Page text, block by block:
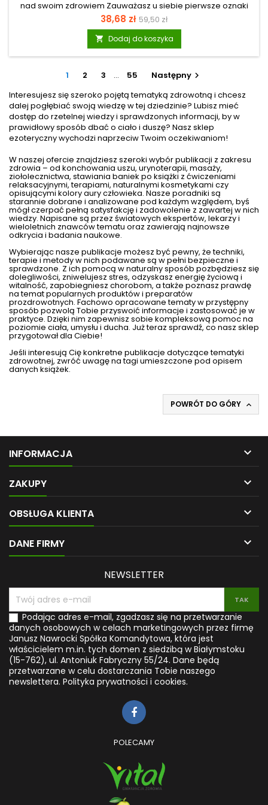
nad swoim zdrowiem Zauważasz u siebie pierwsze oznaki
starzenia, brakuje ci energii albo zmagasz się z obniżoną
odpornością i przewlekłym zmęczeniem? Kluczem do
poprawy samopoczucia nie muszą być kolejne restrykcyjne
diety, ale zrozumienie, czego naprawdę potrzebują twoje
komórki. Z wiekiem organizm jest coraz bardziej obciążony
stanem zapalnym i stresem oksydacyjnym. Przez lata
powtarzano, że wszystkie nasycone tłuszcze są szkodliwe,...
Cena
38,68 zł Cena
podstawowa
59,50 zł
 Dodaj do koszyka
1 2 3 … 55 Następny 
Interesujesz się szeroko pojętą tematyką zdrowotną i chcesz
dalej pogłębiać swoją wiedzę w tej dziedzinie? Lubisz mieć
dostęp do rzetelnej wiedzy i sprawdzonych informacji, by w
prawidłowy sposób dbać o ciało i duszę? Nasz sklep
ezoteryczny wychodzi naprzeciw Twoim oczekiwaniom!
W naszej ofercie znajdziesz szeroki wybór publikacji z zakresu
zdrowia – od konchowania uszu, urynoterapii, masaży,
ziołolecznictwa, stawiania baniek po książki z ćwiczeniami
relaksacyjnymi, terapiami, naturalnymi kosmetykami czy
opisującymi kolory aury człowieka. Nasze poradniki są
starannie dobrane i analizowane pod każdym względem, byś
mógł czerpać pełną satysfakcję i zadowolenie z zawartej w nich
wiedzy. Napisane są przez światowych ekspertów, lekarzy i
wieloletnich znawców tematu oraz zawierają najnowsze
odkrycia i badania naukowe.
Wybierając nasze publikacje możesz być pewny, że techniki,
terapie i metody w nich podawane są w pełni bezpieczne i
sprawdzone. Z ich pomocą w naturalny sposób pozbędziesz się
dolegliwości, zniwelujesz stres, odzyskasz energię życiową i
witalność, zapobiegniesz chorobom, a także poznasz prawdę
na temat popularnych produktów i preparatów
prozdrowotnych. Fachowo opracowane tematy w przystępny
sposób pozwolą Tobie przyswoić informacje i zastosować je w
praktyce. Dzięki nim zapewnisz sobie kompleksową pomoc na
poziomie ciała, umysłu i ducha. Już teraz sprawdź, co nasz sklep
przygotował dla Ciebie!
Jeśli interesują Cię konkretne publikacje dotyczące tematyki
zdrowotnej, zwróć uwagę na tagi umieszczone pod opisem
danych książek.
POWRÓT DO GÓRY 
INFORMACJA 
ZAKUPY 
OBSŁUGA KLIENTA 
DANE FIRMY 
NEWSLETTER
Podając adres e-mail, zgadzasz się na przetwarzanie
danych osobowych w celach marketingowych przez firmę
Janusz Nawrocki Spółka Komandytowa, która jest
właścicielem m.in. tych domen z siedzibą w Białymstoku
(15-762), ul. Antoniuk Fabryczny 55/24. Dane będą
przetwarzane w celu dostarczania Tobie naszego
newslettera. Polityka prywatności i cookies.
POLECAMY